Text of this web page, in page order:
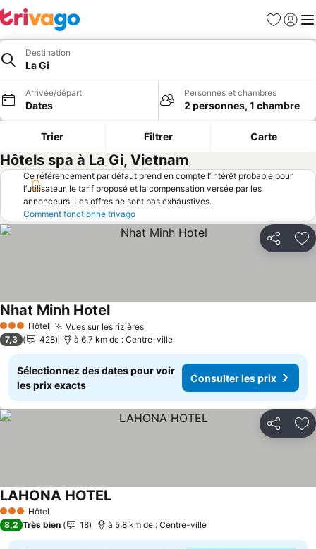
Favoris
Se
Destination
La Gi
Arrivée/départ
Dates
Personnes et chambres
2 personnes, 1 chambre
Trier Filtrer Carte
Hôtels spa à La Gi, Vietnam
Ce référencement par défaut prend en compte l’intérêt probable pour
l’utilisateur, le tarif proposé et la compensation versée par les
annonceurs. Les offres ne sont pas exhaustives.
Comment fonctionne trivago
Partager
3 ÉtoilesHôtel Vues sur les rizièresConsulter les prix
Nhat Minh HotelConsulter les prix
7,3 428 à 6.7 km de : Centre-ville
Sélectionnez des dates pour voir
les prix exacts
Consulter les prix
Partager
3 ÉtoilesHôtel
LAHONA HOTELConsulter les prix
8,2 Très bien 18 à 5.8 km de : Centre-ville